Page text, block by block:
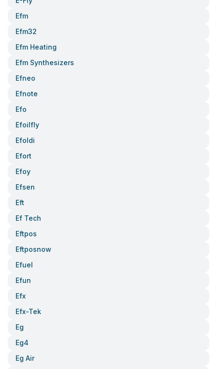
Efm
Efm32
Efm Heating
Efm Synthesizers
Efneo
Efnote
Efo
Efoilfly
Efoldi
Efort
Efoy
Efsen
Eft
Ef Tech
Eftpos
Eftposnow
Efuel
Efun
Efx
Efx-Tek
Eg
Eg4
Eg Air